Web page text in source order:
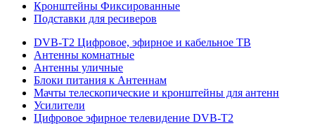
Кронштейны Фиксированные
Подставки для ресиверов
DVB-T2 Цифровое, эфирное и кабельное ТВ
Антенны комнатные
Антенны уличные
Блоки питания к Антеннам
Мачты телескопические и кронштейны для антенн
Усилители
Цифровое эфирное телевидение DVB-Т2